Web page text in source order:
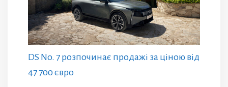
DS No. 7 розпочинає продажі за ціною від
47 700 євро